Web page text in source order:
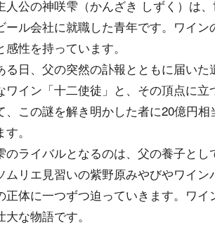
人公の神咲雫（かんざき しずく）は
ール会社に就職した青年です。ワイ
感性を持っています。
る日、父の突然の訃報とともに届い
ワイン「十二使徒」と、その頂点に
、この謎を解き明かした者に20億円
す。
のライバルとなるのは、父の養子と
ムリエ見習いの紫野原みやびやワイ
正体に一つずつ迫っていきます。ワ
大な物語です。